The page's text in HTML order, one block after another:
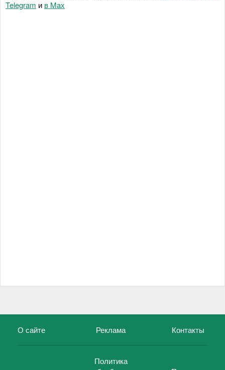
Telegram и в Maх
О сайте Реклама Контакты
Политика